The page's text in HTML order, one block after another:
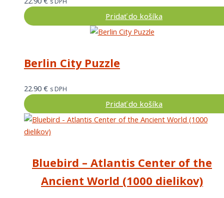
Pridať do košíka
Berlin City Puzzle
22.90 € s DPH
Pridať do košíka
Bluebird – Atlantis Center of the
Ancient World (1000 dielikov)